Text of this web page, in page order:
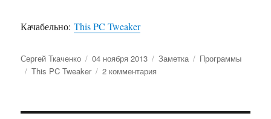
Качабельно:This PC Tweaker
Автор
Сергей Ткаченко Опубликовано
04 ноября 2013 Формат
Заметка Рубрики
Программы
Метки
This PC Tweaker 2 комментария
PC